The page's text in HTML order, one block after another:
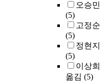
오승민
(5)
고정순
(5)
정현지
(5)
이상희
옮김 (5)